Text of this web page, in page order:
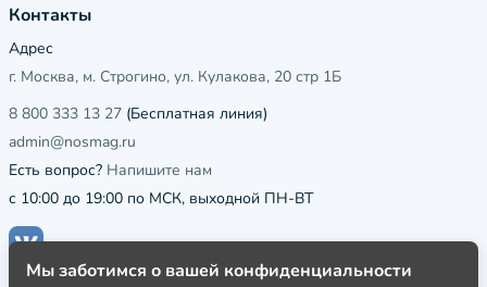
Контакты
Адрес
г. Москва, м. Строгино, ул. Кулакова, 20 стр 1Б
8 800 333 13 27 (Бесплатная линия)
admin@nosmag.ru
Есть вопрос? Напишите нам
с 10:00 до 19:00 по МСК, выходной ПН-ВТ
Мы заботимся о вашей конфиденциальности